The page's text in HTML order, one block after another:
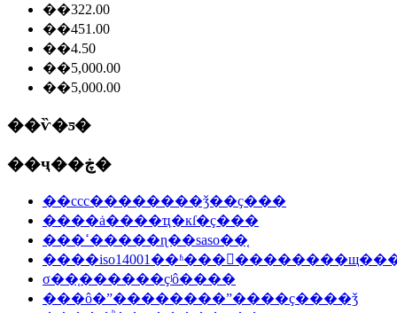
��322.00
��451.00
��4.50
��5,000.00
��5,000.00
��ѷ�ƽ�
��ҷ��ڿ�
��ccc��������ǯ��ҫ���
����ȧ����ҵִ�кſ�ҫ���
���ߵ�����ɳ��saso��֤
σ��֤������ҫʲô����
���ô�ˮ��������ˮ����ҫ����ǯ